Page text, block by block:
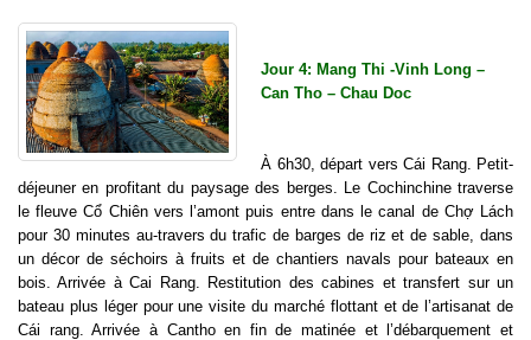
Jour 4: Mang Thi -Vinh Long –
Can Tho – Chau Doc
À 6h30, départ vers Cái Rang. Petit-
déjeuner en profitant du paysage des berges. Le Cochinchine traverse
le fleuve Cổ Chiên vers l’amont puis entre dans le canal de Chợ Lách
pour 30 minutes au-travers du trafic de barges de riz et de sable, dans
un décor de séchoirs à fruits et de chantiers navals pour bateaux en
bois. Arrivée à Cai Rang. Restitution des cabines et transfert sur un
bateau plus léger pour une visite du marché flottant et de l’artisanat de
Cái rang. Arrivée à Cantho en fin de matinée et l’débarquement et